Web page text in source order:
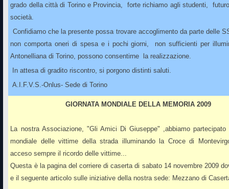
grado della città di Torino e Provincia, forte richiamo agli studenti,
società.
Confidiamo che la presente possa trovare accoglimento da parte delle
non comporta oneri di spesa e i pochi giorni, non sufficienti per
Antonelliana di Torino, possono consentirne la realizzazione.
In attesa di gradito riscontro, si porgono distinti saluti.
A.I.F.V.S.-Onlus- Sede di Torino
GIORNATA MONDIALE DELLA MEMORIA 2009
La nostra Associazione, "Gli Amici Di Giuseppe" ,abbiamo partecipato
mondiale delle vittime della strada illuminando la Croce di
acceso sempre il ricordo delle vittime...
Questa è la pagina del corriere di caserta di sabato 14 novembre 2009
e il seguente articolosulle iniziative della nostra sede: Mezzano di